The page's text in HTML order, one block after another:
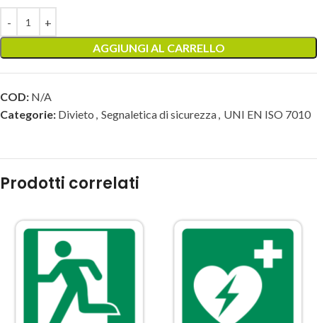
AGGIUNGI AL CARRELLO
COD: N/A
Categorie: Divieto , Segnaletica di sicurezza, UNI EN ISO 7010
Prodotti correlati